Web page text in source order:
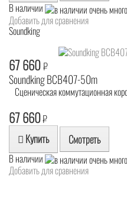
В наличии
Добавить для сравнения
Soundking
67 660₽
Soundking BCB407-50m
Сценическая коммутационная
67 660₽
Купить Смотреть
В наличии
Добавить для сравнения